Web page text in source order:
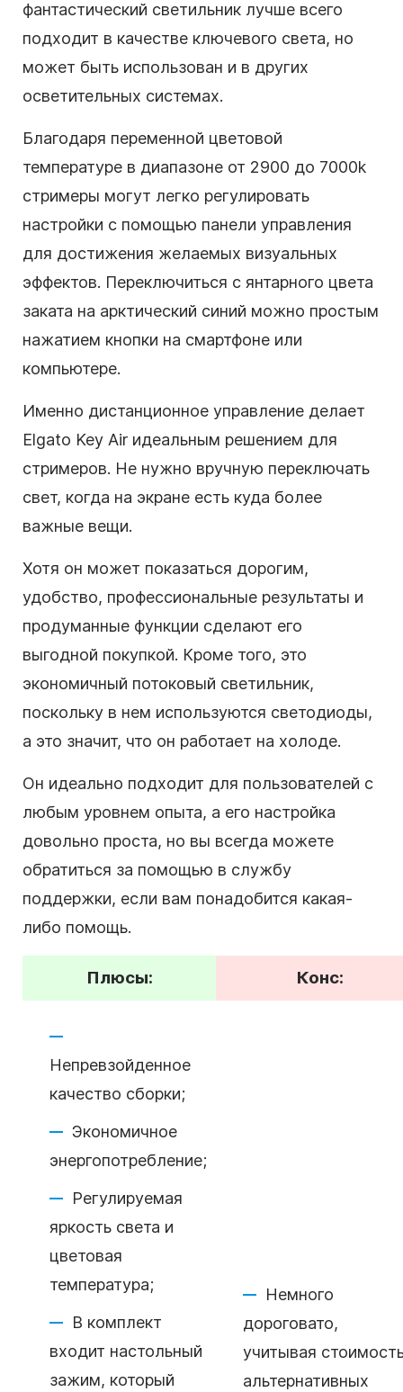
фантастический светильник лучше всего
подходит в качестве ключевого света, но
может быть использован и в других
осветительных системах.
Благодаря переменной цветовой
температуре в диапазоне от 2900 до 7000k
стримеры могут легко регулировать
настройки с помощью панели управления
для достижения желаемых визуальных
эффектов. Переключиться с янтарного цвета
заката на арктический синий можно простым
нажатием кнопки на смартфоне или
компьютере.
Именно дистанционное управление делает
Elgato Key Air идеальным решением для
стримеров. Не нужно вручную переключать
свет, когда на экране есть куда более
важные вещи.
Хотя он может показаться дорогим,
удобство, профессиональные результаты и
продуманные функции сделают его
выгодной покупкой. Кроме того, это
экономичный потоковый светильник,
поскольку в нем используются светодиоды,
а это значит, что он работает на холоде.
Он идеально подходит для пользователей с
любым уровнем опыта, а его настройка
довольно проста, но вы всегда можете
обратиться за помощью в службу
поддержки, если вам понадобится какая-
либо помощь.
Плюсы: Конс:
Непревзойденное
качество сборки;
Экономичное
энергопотребление;
Регулируемая
яркость света и
цветовая
температура;
В комплект
входит настольный
зажим, который
Немного
дороговато,
учитывая
альтернативных